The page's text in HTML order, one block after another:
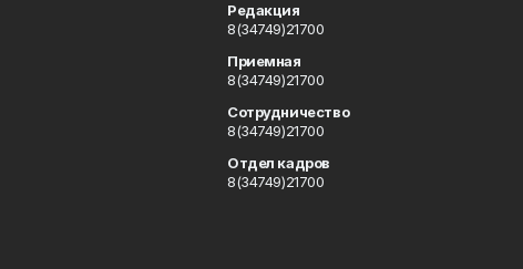
Редакция
8(34749)21700
Приемная
8(34749)21700
Сотрудничество
8(34749)21700
Отдел кадров
8(34749)21700